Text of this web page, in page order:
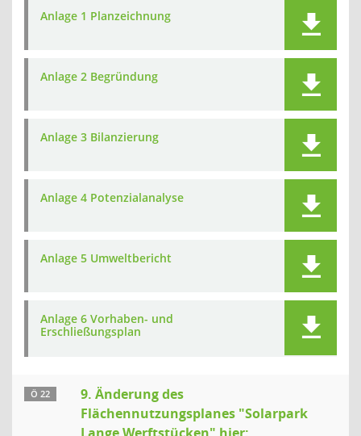
Anlage 1 Planzeichnung
Anlage 2 Begründung
Anlage 3 Bilanzierung
Anlage 4 Potenzialanalyse
Anlage 5 Umweltbericht
Anlage 6 Vorhaben- und
Erschließungsplan
Ö 22
9. Änderung des
Flächennutzungsplanes "Solarpark